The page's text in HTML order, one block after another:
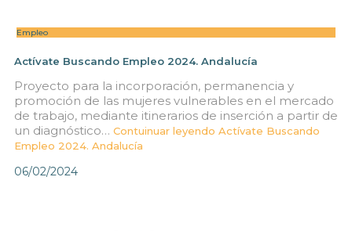
Empleo
Actívate Buscando Empleo 2024. Andalucía
Proyecto para la incorporación, permanencia y
promoción de las mujeres vulnerables en el mercado
de trabajo, mediante itinerarios de inserción a partir de
un diagnóstico… Contuinuar leyendo Actívate Buscando
Empleo 2024. Andalucía
06/02/2024